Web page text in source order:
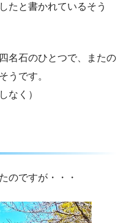
たと書かれているそう
名石のひとつで、またの
うです。
なく）
のですが・・・